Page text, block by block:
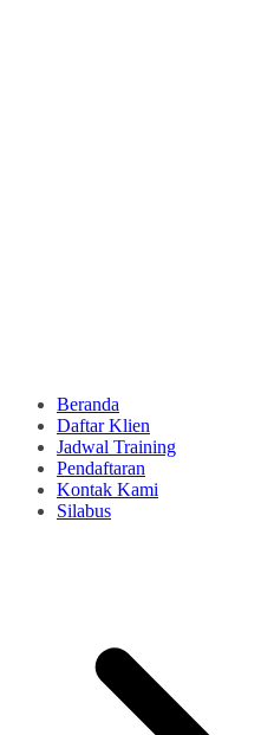
Beranda
Daftar Klien
Jadwal Training
Pendaftaran
Kontak Kami
Silabus